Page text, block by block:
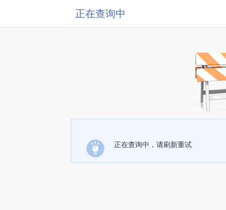
正在查询中
正在查询中，请刷新重试